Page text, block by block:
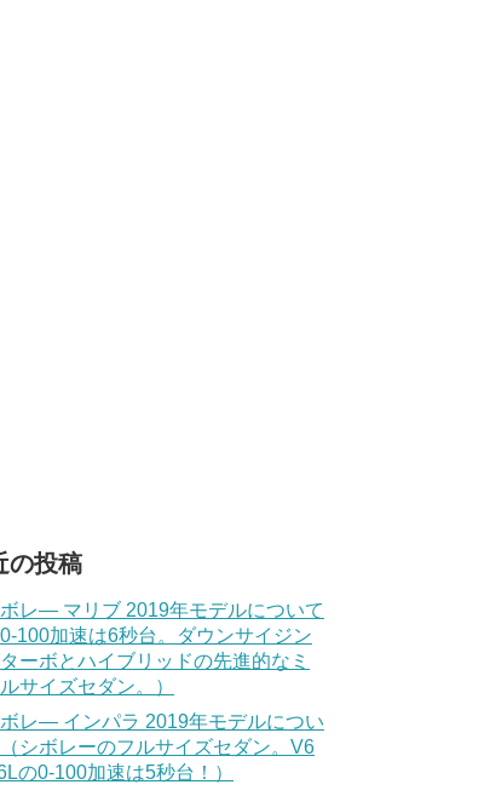
の投稿
レ― マリブ 2019年モデルについて
0-100加速は6秒台。ダウンサイジン
ーボとハイブリッドの先進的なミ
ルサイズセダン。）
レ― インパラ 2019年モデルについ
シボレーのフルサイズセダン。V6
の0-100加速は5秒台！）